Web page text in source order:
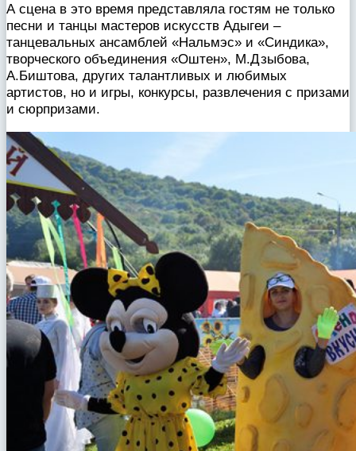
А сцена в это время представляла гостям не только
песни и танцы мастеров искусств Адыгеи –
танцевальных ансамблей «Нальмэс» и «Синдика»,
творческого объединения «Оштен», М.Дзыбова,
А.Биштова, других талантливых и любимых
артистов, но и игры, конкурсы, развлечения с призами
и сюрпризами.